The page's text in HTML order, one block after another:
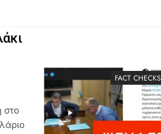
FACT CHECKS
στο